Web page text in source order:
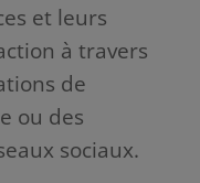
et leurs
à travers
de
ou des
sociaux.